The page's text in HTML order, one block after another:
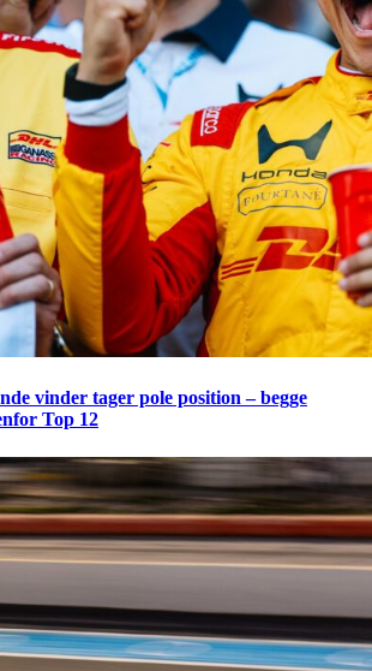
vinder tager pole position – begge
Top 12